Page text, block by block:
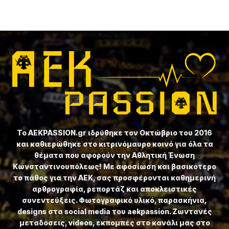
Το ⁦AEKPASSION.gr⁩ ιδρύθηκε τον Οκτώβριο του 2016
και καθιερώθηκε στο κιτρινόμαυρο κοινό για όλα τα
θέματα που αφορούν την Αθλητική Ένωση
Κωνσταντινουπόλεως! Με αφοσίωση και βασικότερο
το πάθος για την ΑΕΚ, σας προσφέρονται καθημερινή
αρθρογραφία, ρεπορτάζ και αποκλειστικές
συνεντεύξεις. Φωτογραφικό υλικό, παρασκήνια,
designs στα social media του aekpassion. Ζωντανές
μεταδόσεις, videos, εκπομπές στο κανάλι μας στο